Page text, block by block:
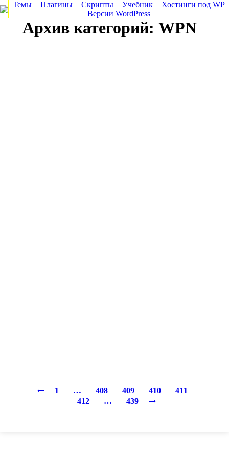
Темы Плагины Скрипты Учебник
Хостинги под WP
Версии WordPress
Архив категорий: WPN
1 … 408 409 410
411
412
… 439